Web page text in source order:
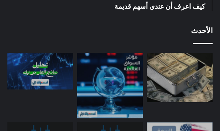
كيف اعرف أن عندي أسهم قديمة
الأحدث